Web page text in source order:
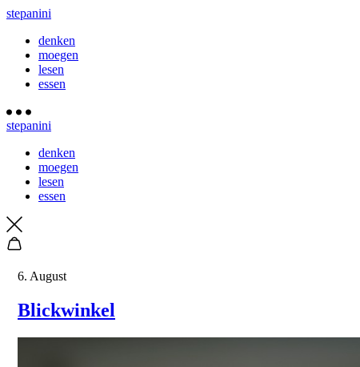
stepanini
denken
moegen
lesen
essen
stepanini
denken
moegen
lesen
essen
6. August
Blickwinkel